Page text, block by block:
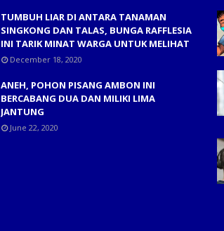
TUMBUH LIAR DI ANTARA TANAMAN
SINGKONG DAN TALAS, BUNGA RAFFLESIA
INI TARIK MINAT WARGA UNTUK MELIHAT
December 18, 2020
ANEH, POHON PISANG AMBON INI
BERCABANG DUA DAN MILIKI LIMA
JANTUNG
June 22, 2020